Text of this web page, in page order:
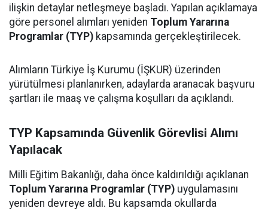
ilişkin detaylar netleşmeye başladı. Yapılan açıklamaya
göre personel alımları yeniden Toplum Yararına
Programlar (TYP) kapsamında gerçekleştirilecek.
Alımların Türkiye İş Kurumu (İŞKUR) üzerinden
yürütülmesi planlanırken, adaylarda aranacak başvuru
şartları ile maaş ve çalışma koşulları da açıklandı.
TYP Kapsamında Güvenlik Görevlisi Alımı
Yapılacak
Milli Eğitim Bakanlığı, daha önce kaldırıldığı açıklanan
Toplum Yararına Programlar (TYP) uygulamasını
yeniden devreye aldı. Bu kapsamda okullarda